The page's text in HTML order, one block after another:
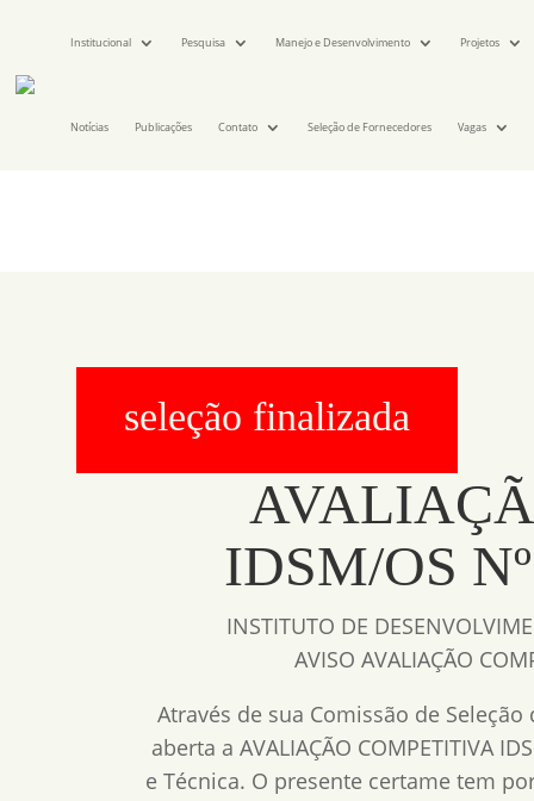
Institucional Pesquisa Manejo e Desenvolvimento Projetos
Notícias Publicações Contato Seleção de Fornecedores Vagas
seleção finalizada
IDSM/OS
INSTITUTO DE
AVISO AVALIAÇÃO
Através de sua Comissão de
aberta a AVALIAÇÃO COMPETITIVA
e Técnica. O presente certame tem